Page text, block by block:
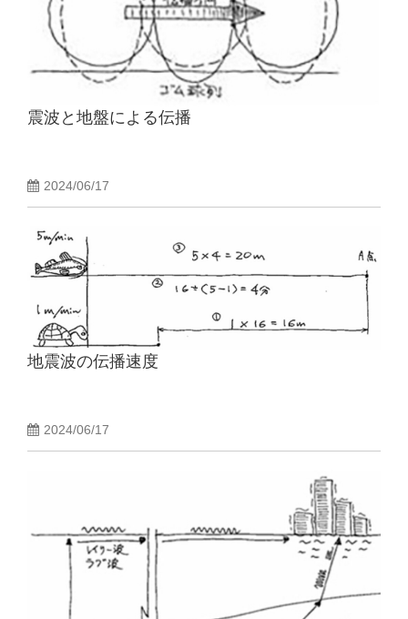
震波と地盤による伝播
2024/06/17
地震波の伝播速度
2024/06/17